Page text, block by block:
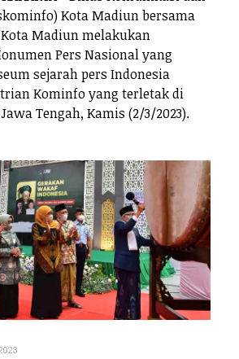
Kota Madiun bersama
Madiun melakukan
Pers Nasional yang
sejarah pers Indonesia
Kominfo yang terletak di
Tengah, Kamis (2/3/2023).